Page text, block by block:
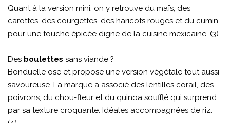
Quant à la version mini, on y retrouve du maïs, des
carottes, des courgettes, des haricots rouges et du cumin,
pour une touche épicée digne de la cuisine mexicaine. (3)
Des boulettes sans viande ?
Bonduelle ose et propose une version végétale tout aussi
savoureuse. La marque a associé des lentilles corail, des
poivrons, du chou-fleur et du quinoa soufflé qui surprend
par sa texture croquante. Idéales accompagnées de riz.